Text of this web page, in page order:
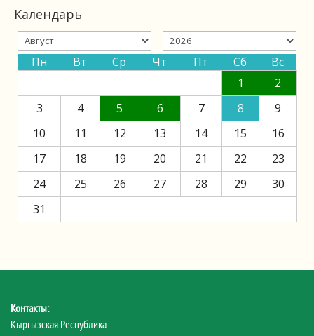
Календарь
Пн Вт Ср Чт Пт Сб
Вс
1
2
3
4 5 6 7 8
9
10
11 12 13 14 15
16
17
18 19 20 21 22
23
24
25 26 27 28 29
30
31
Контакты:
Кыргызская Республика